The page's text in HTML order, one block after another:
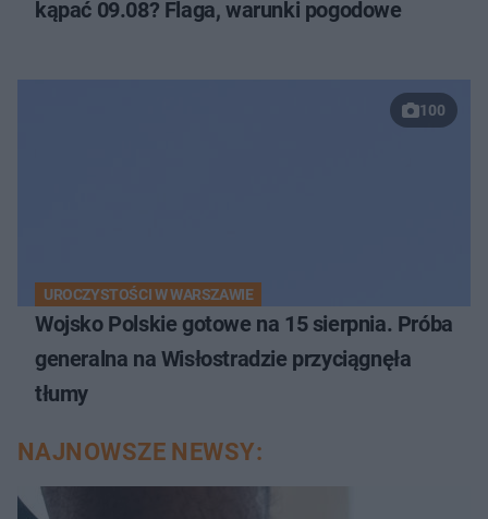
kąpać 09.08? Flaga, warunki pogodowe
100
UROCZYSTOŚCI W WARSZAWIE
Wojsko Polskie gotowe na 15 sierpnia. Próba
generalna na Wisłostradzie przyciągnęła
tłumy
NAJNOWSZE NEWSY: